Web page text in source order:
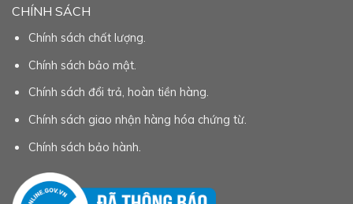
CHÍNH SÁCH
Chính sách chất lượng.
Chính sách bảo mật.
Chính sách đổi trả, hoàn tiền hàng.
Chính sách giao nhận hàng hóa chứng từ.
Chính sách bảo hành.